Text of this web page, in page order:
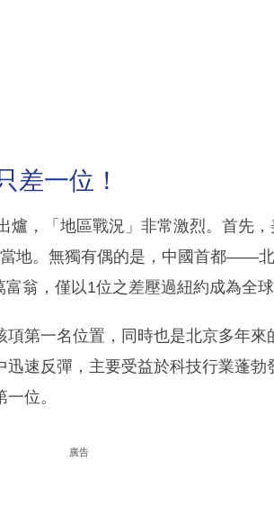
差一位！
爐，「地區戰況」非常激烈。首先
地。無獨有偶的是，中國首都——
翁，僅以1位之差壓過紐約成為全球
項第一名位置，同時也是北京多年
速反彈，主要受益於科技行業蓬勃
位。
廣告